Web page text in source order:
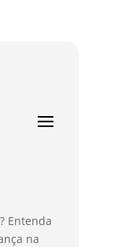
Entenda
na